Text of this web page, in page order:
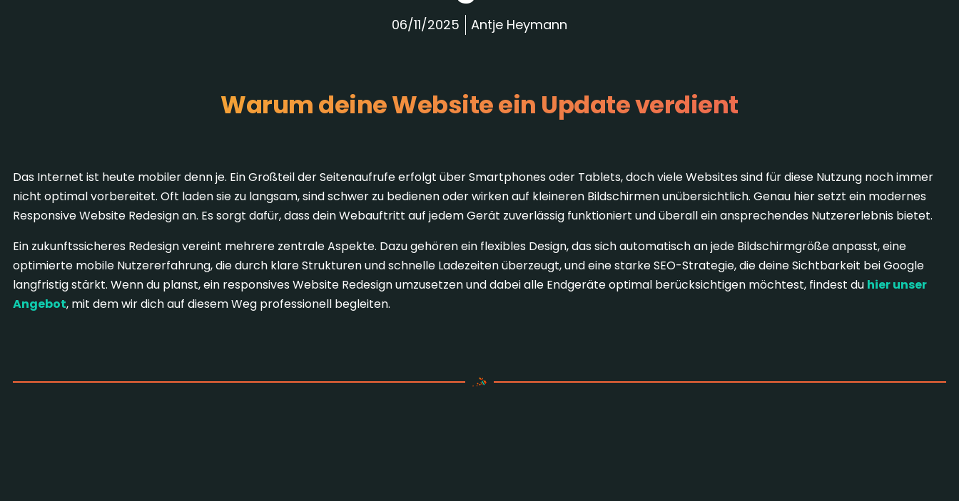
06/11/2025 Antje Heymann
Warum deine Website ein Update verdient
Das Internet ist heute mobiler denn je. Ein Großteil der Seitenaufrufe erfolgt über Smartphones oder Tablets, doch viele Websites sind für diese Nutzung noch immer
nicht optimal vorbereitet. Oft laden sie zu langsam, sind schwer zu bedienen oder wirken auf kleineren Bildschirmen unübersichtlich. Genau hier setzt ein modernes
Responsive Website Redesign an. Es sorgt dafür, dass dein Webauftritt auf jedem Gerät zuverlässig funktioniert und überall ein ansprechendes Nutzererlebnis bietet.
Ein zukunftssicheres Redesign vereint mehrere zentrale Aspekte. Dazu gehören ein flexibles Design, das sich automatisch an jede Bildschirmgröße anpasst, eine
optimierte mobile Nutzererfahrung, die durch klare Strukturen und schnelle Ladezeiten überzeugt, und eine starke SEO-Strategie, die deine Sichtbarkeit bei Google
langfristig stärkt. Wenn du planst, ein responsives Website Redesign umzusetzen und dabei alle Endgeräte optimal berücksichtigen möchtest, findest du hier unser
Angebot, mit dem wir dich auf diesem Weg professionell begleiten.